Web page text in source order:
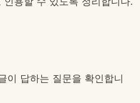
이 답하는 질문을 확인합니